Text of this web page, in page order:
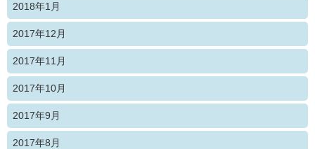
2018年1月
2017年12月
2017年11月
2017年10月
2017年9月
2017年8月